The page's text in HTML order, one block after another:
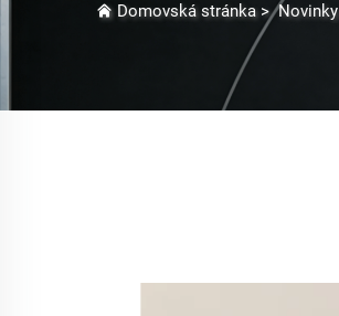
Domovská stránka>Novinky